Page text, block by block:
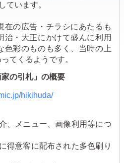
ています。
在の広告・チラシにあたるも
治・大正にかけて盛んに利用
色彩のものも多く、当時の上
てくるようです。
の引札」の概要
hikihuda/
、メニュー、画像利用等につ
得意客に配布された多色刷り